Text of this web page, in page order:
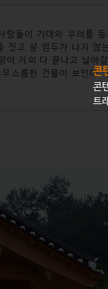
들이 기대와 우려를
고 살 엄두가 나지 않
거의 다 끝나고 날아
스름한 건물이 보인다.
콘
콘
트